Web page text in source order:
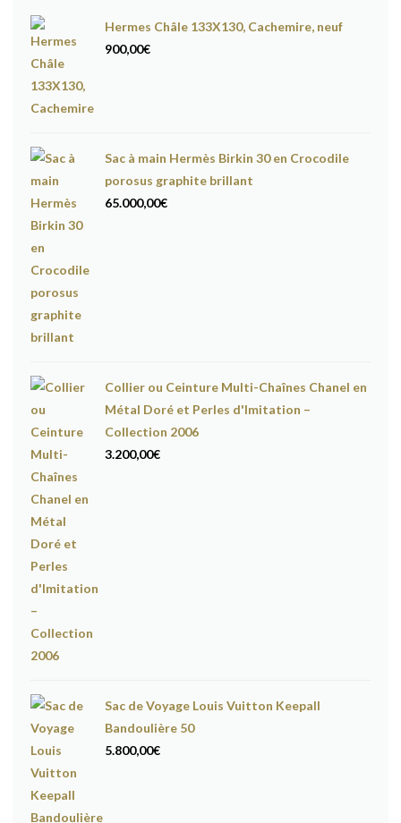
Hermes Châle 133X130, Cachemire, neuf
900,00€
Sac à main Hermès Birkin 30 en Crocodile
porosus graphite brillant
65.000,00€
Collier ou Ceinture Multi-Chaînes Chanel en
Métal Doré et Perles d'Imitation –
Collection 2006
3.200,00€
Sac de Voyage Louis Vuitton Keepall
Bandoulière 50
5.800,00€